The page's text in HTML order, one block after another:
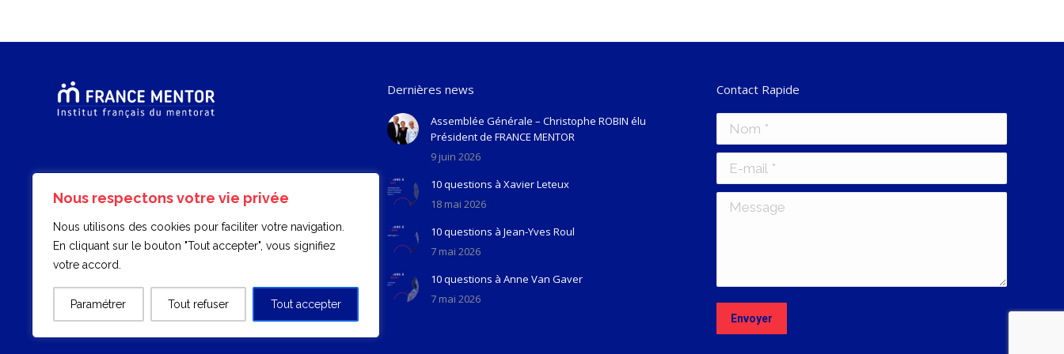
Nous respectons votre vie privée
Nous utilisons des cookies pour faciliter votre navigation.
En cliquant sur le bouton "Tout accepter", vous signifiez
votre accord.
Paramétrer Tout refuser Tout accepter
Dernières news
Assemblée Générale – Christophe ROBIN élu
Président de FRANCE MENTOR
9 juin 2026
10 questions à Xavier Leteux
18 mai 2026
10 questions à Jean-Yves Roul
7 mai 2026
10 questions à Anne Van Gaver
7 mai 2026
Contact Rapide
Nom *
E-mail *
Message
Envoyer